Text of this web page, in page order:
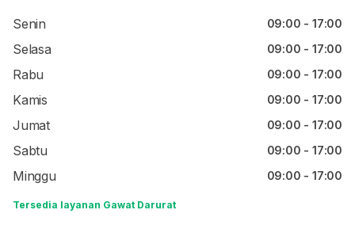
Senin 09:00 - 17:00
Selasa 09:00 - 17:00
Rabu 09:00 - 17:00
Kamis 09:00 - 17:00
Jumat 09:00 - 17:00
Sabtu 09:00 - 17:00
Minggu 09:00 - 17:00
Tersedia layanan Gawat Darurat